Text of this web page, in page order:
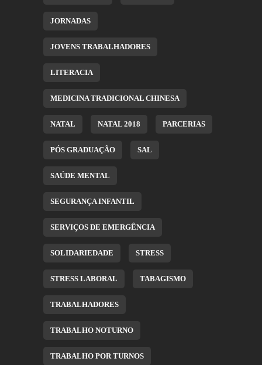
JORNADAS
JOVENS TRABALHADORES
LITERACIA
MEDICINA TRADICIONAL CHINESA
NATAL NATAL 2018 PARCERIAS
PÓS GRADUAÇÃO SAL
SAÚDE MENTAL
SEGURANÇA INFANTIL
SERVIÇOS DE EMERGÊNCIA
SOLIDARIEDADE STRESS
STRESS LABORAL TABAGISMO
TRABALHADORES
TRABALHO NOTURNO
TRABALHO POR TURNOS